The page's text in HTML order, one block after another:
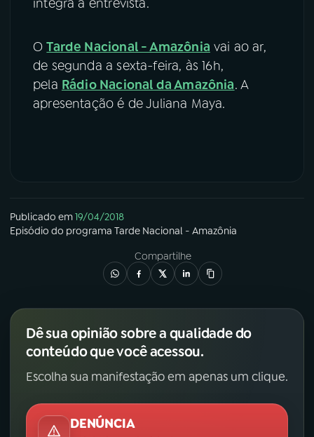
íntegra a entrevista.
OTarde Nacional - Amazônia vai ao ar,
de segunda a sexta-feira, às 16h,
pela Rádio Nacional da Amazônia. A
apresentação é de Juliana Maya.
Publicado em19/04/2018
Episódio do programa Tarde Nacional - Amazônia
Compartilhe
Dê sua opinião sobre a qualidade do
conteúdo que você acessou.
Escolha sua manifestação em apenas um clique.
DENÚNCIA